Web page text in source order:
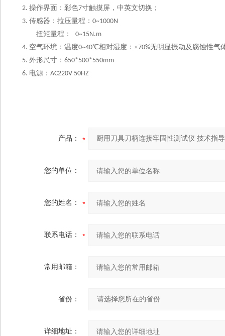
2. 操作界面：彩色7寸触摸屏，中英文切换；
3. 传感器：拉压量程： 0~1000N
扭矩量程：
0~15N.m
4. 空气环境：温度0~40℃相对湿度：≤70%无明显振动及腐蚀性气
5. 外形尺寸： 650*500*550mm
6. 电源： AC220V 50HZ
产品：
您的单位：
您的姓名：
联系电话：
常用邮箱：
省份：
详细地址：